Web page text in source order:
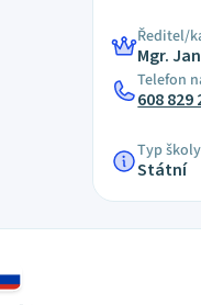
Ředitel/
Mgr.
Telefon
608 829
Typ školy
Státní